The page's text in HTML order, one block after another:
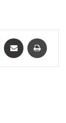
Telegram Share via Email